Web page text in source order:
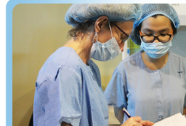
Vụ án
Tin nóng
Tư vấn luật